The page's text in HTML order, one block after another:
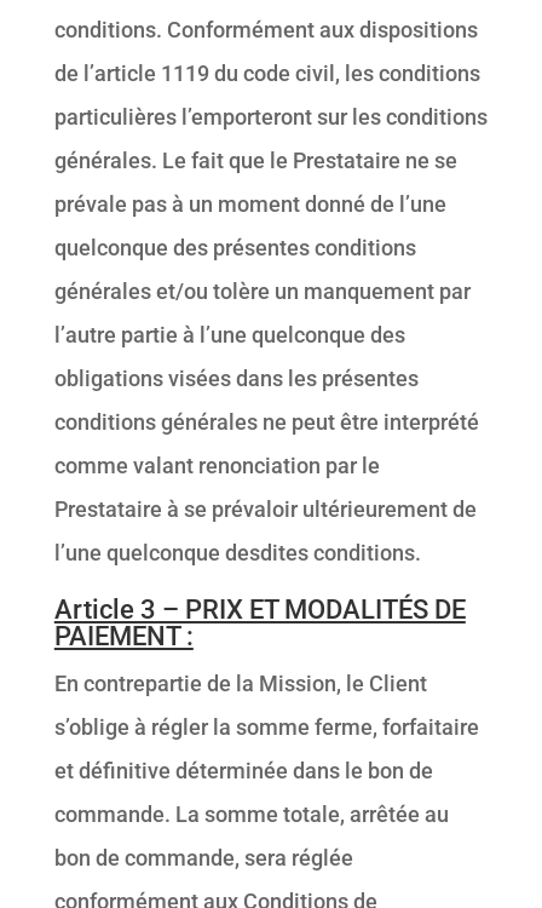
conditions. Conformément aux dispositions
de l’article 1119 du code civil, les conditions
particulières l’emporteront sur les conditions
générales. Le fait que le Prestataire ne se
prévale pas à un moment donné de l’une
quelconque des présentes conditions
générales et/ou tolère un manquement par
l’autre partie à l’une quelconque des
obligations visées dans les présentes
conditions générales ne peut être interprété
comme valant renonciation par le
Prestataire à se prévaloir ultérieurement de
l’une quelconque desdites conditions.
Article 3 – PRIX ET MODALITÉS DE
PAIEMENT :
En contrepartie de la Mission, le Client
s’oblige à régler la somme ferme, forfaitaire
et définitive déterminée dans le bon de
commande. La somme totale, arrêtée au
bon de commande, sera réglée
conformément aux Conditions de